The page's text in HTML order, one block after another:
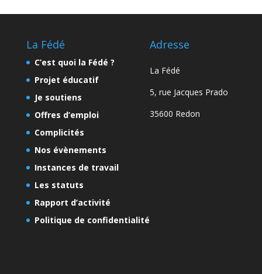
La Fédé
C’est quoi la Fédé ?
Projet éducatif
Je soutiens
Offres d’emploi
Complicités
Nos évènements
Instances de travail
Les statuts
Rapport d’activité
Politique de confidentialité
Adresse
La Fédé
5, rue Jacques Prado
35600 Redon